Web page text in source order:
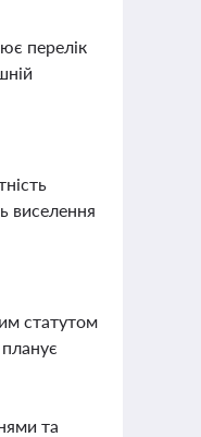
перелік
виселення
статутом
та